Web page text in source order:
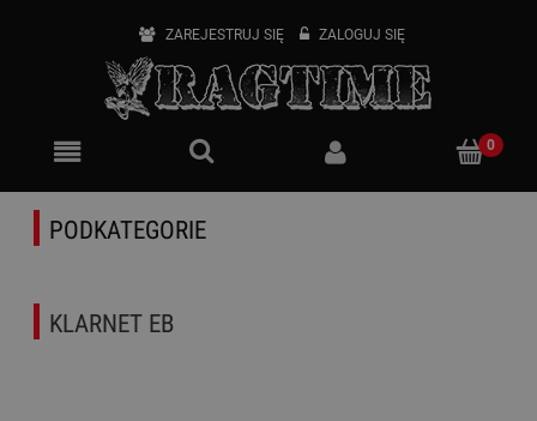
ZAREJESTRUJ SIĘ ZALOGUJ SIĘ
PODKATEGORIE
KLARNET EB